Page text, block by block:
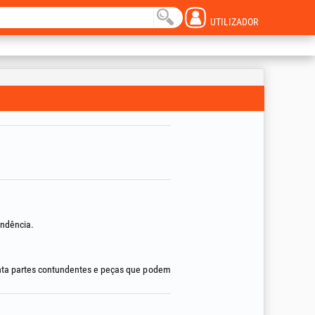
UTILIZADOR
partes contundentes e peças que podem